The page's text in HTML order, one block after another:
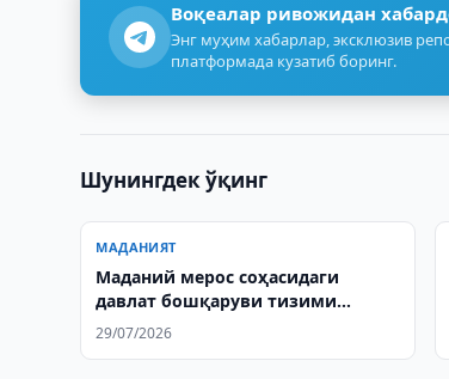
Воқеалар ривожидан
Энг муҳим хабарлар, эксклюзив
платформада кузатиб боринг.
Шунингдек ўқинг
МАДАНИЯТ
Маданий мерос соҳасидаги
давлат бошқаруви тизими
такомиллаштирилади
29/07/2026